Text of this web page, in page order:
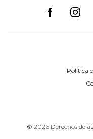
Política
© 2026 Derechos de